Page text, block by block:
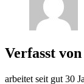
Verfasst von
arbeitet seit gut 30